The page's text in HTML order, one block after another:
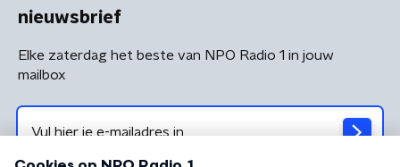
nieuwsbrief
Elke zaterdag het beste van NPO Radio 1 in jouw
mailbox